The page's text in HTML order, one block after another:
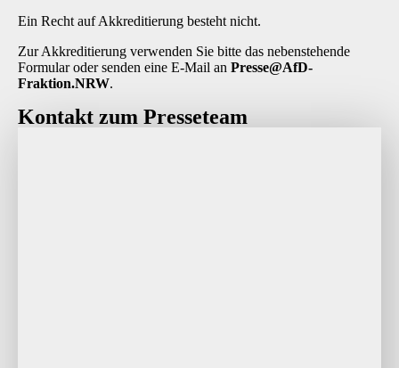
Ein Recht auf Akkreditierung besteht nicht.
Zur Akkreditierung verwenden Sie bitte das nebenstehende
Formular oder senden eine E-Mail an Presse@AfD-
Fraktion.NRW.
Kontakt zum Presseteam